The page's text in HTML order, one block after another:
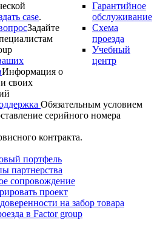
case.
Задайте
Информация о
своих
Гарантийное
обслуживание
Схема
проезда
Учебный
центр
Обязательным условием
серийного номера
контракта.
портфель
партнерства
сопровождение
проект
на забор товара
в Factor group